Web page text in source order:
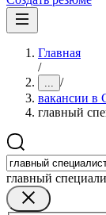
Главная
/
... /
вакансии в
главный
главный